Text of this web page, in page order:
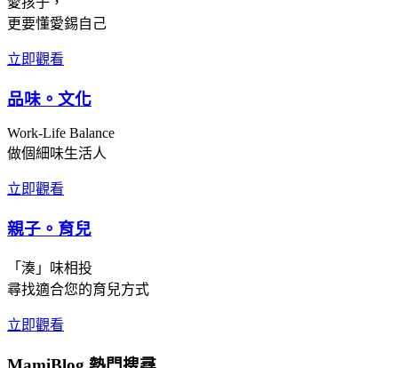
更要懂愛錫自己
立即觀看
品味。文化
Work-Life Balance
做個細味生活人
立即觀看
親子。育兒
「湊」味相投
尋找適合您的育兒方式
立即觀看